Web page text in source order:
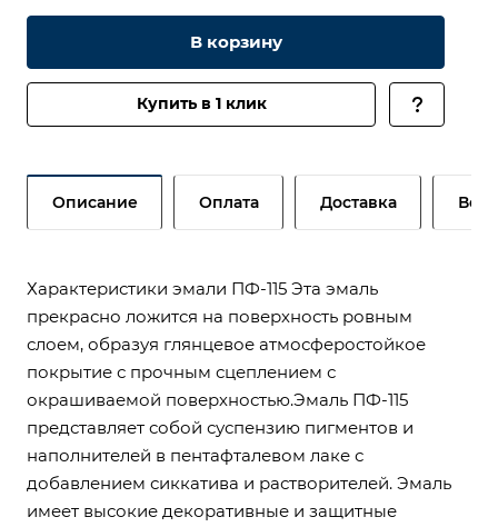
В корзину
Купить в 1 клик
Описание Оплата Доставка
Характеристики эмали ПФ-115 Эта эмаль
прекрасно ложится на поверхность ровным
слоем, образуя глянцевое атмосферостойкое
покрытие с прочным сцеплением с
окрашиваемой поверхностью.Эмаль ПФ-115
представляет собой суспензию пигментов и
наполнителей в пентафталевом лаке с
добавлением сиккатива и растворителей. Эмаль
имеет высокие декоративные и защитные